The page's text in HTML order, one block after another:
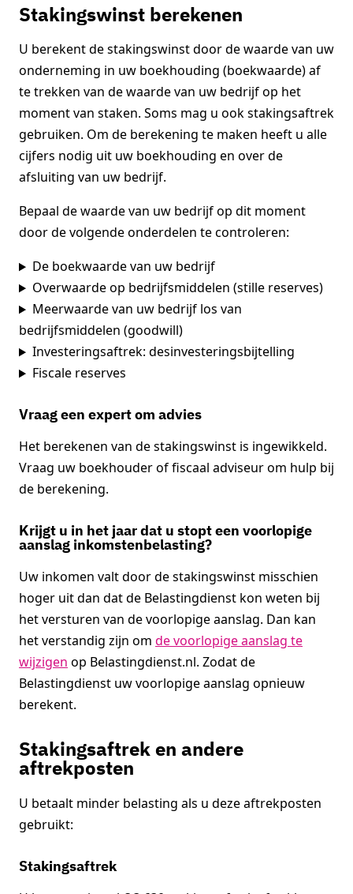
Stakingswinst berekenen
U berekent de stakingswinst door de waarde van uw
onderneming in uw boekhouding (boekwaarde) af
te trekken van de waarde van uw bedrijf op het
moment van staken. Soms mag u ook stakingsaftrek
gebruiken. Om de berekening te maken heeft u alle
cijfers nodig uit uw boekhouding en over de
afsluiting van uw bedrijf.
Bepaal de waarde van uw bedrijf op dit moment
door de volgende onderdelen te controleren:
De boekwaarde van uw bedrijf
Overwaarde op bedrijfsmiddelen (stille reserves)
Meerwaarde van uw bedrijf los van
bedrijfsmiddelen (goodwill)
Investeringsaftrek: desinvesteringsbijtelling
Fiscale reserves
Vraag een expert om advies
Het berekenen van de stakingswinst is ingewikkeld.
Vraag uw boekhouder of fiscaal adviseur om hulp bij
de berekening.
Krijgt u in het jaar dat u stopt een voorlopige
aanslag inkomstenbelasting?
Uw inkomen valt door de stakingswinst misschien
hoger uit dan dat de Belastingdienst kon weten bij
het versturen van de voorlopige aanslag. Dan kan
het verstandig zijn om de voorlopige aanslag te
wijzigen op Belastingdienst.nl. Zodat de
Belastingdienst uw voorlopige aanslag opnieuw
berekent.
Stakingsaftrek en andere
aftrekposten
U betaalt minder belasting als u deze aftrekposten
gebruikt:
Stakingsaftrek